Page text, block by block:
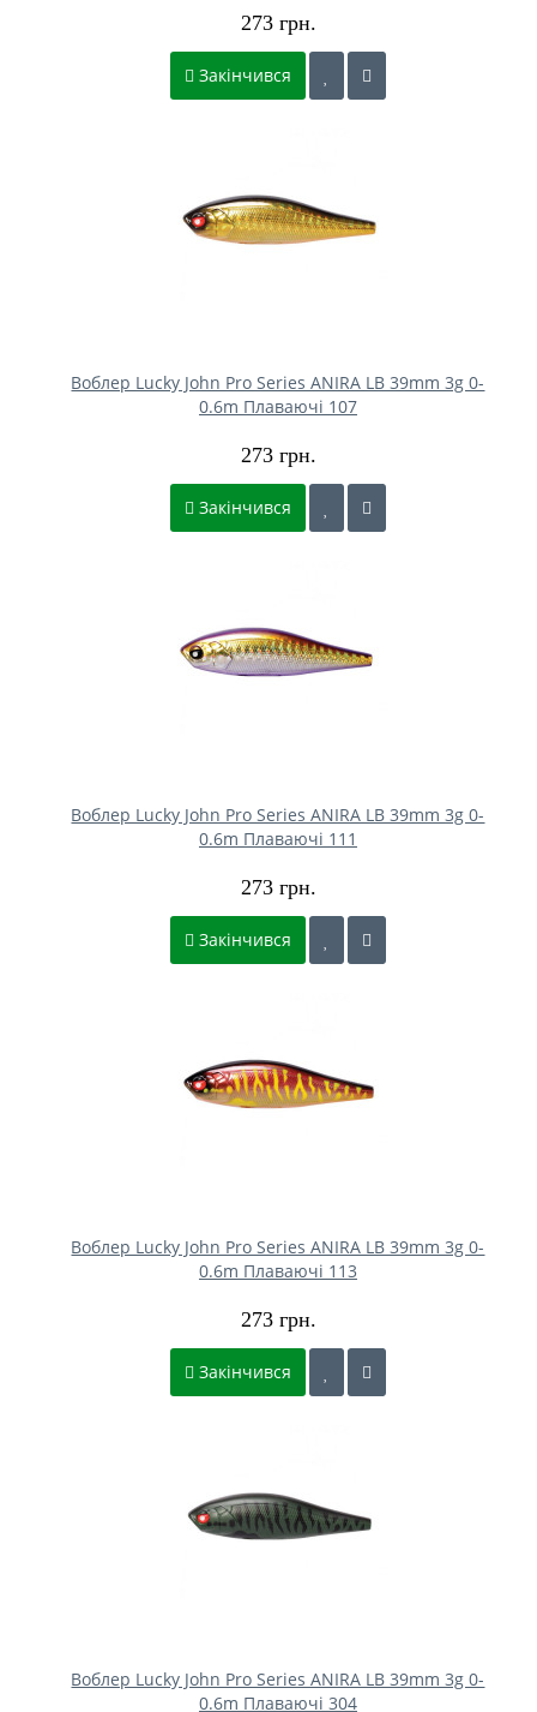
273 грн.
Закінчився
Воблер Lucky John Pro Series ANIRA LB 39mm 3g 0-
0.6m Плаваючі 107
273 грн.
Закінчився
Воблер Lucky John Pro Series ANIRA LB 39mm 3g 0-
0.6m Плаваючі 111
273 грн.
Закінчився
Воблер Lucky John Pro Series ANIRA LB 39mm 3g 0-
0.6m Плаваючі 113
273 грн.
Закінчився
Воблер Lucky John Pro Series ANIRA LB 39mm 3g 0-
0.6m Плаваючі 304